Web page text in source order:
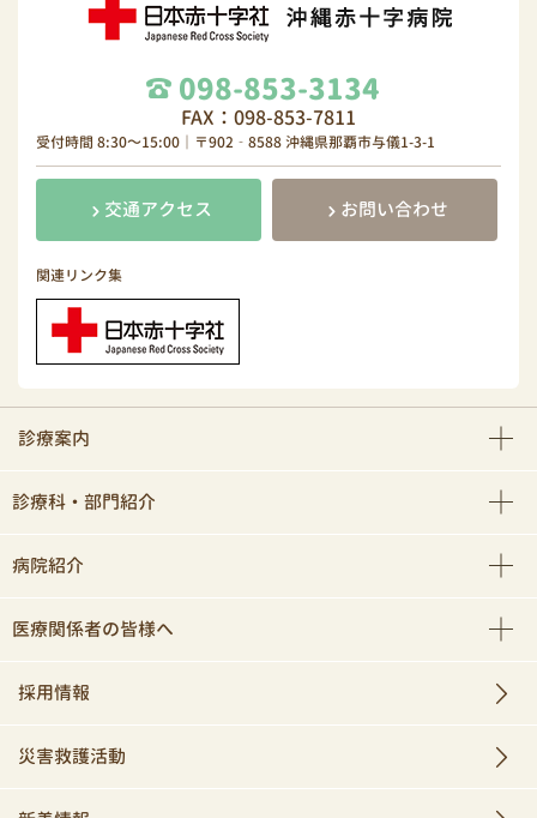
098-853-3134
FAX：098-853-7811
受付時間 8:30～15:00｜〒902‐8588 沖縄県那覇市与儀1-3-1
交通アクセス お問い合わせ
関連リンク集
診療案内
診療科・部門紹介
病院紹介
医療関係者の皆様へ
採用情報
災害救護活動